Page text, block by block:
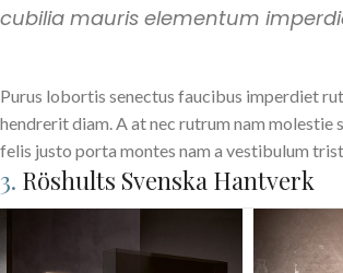
cubilia mauris elementum
Purus lobortis senectus faucibus imperdiet
hendrerit diam. A at nec rutrum nam
felis justo porta montes nam a vestibulum
3. Röshults Svenska Hantverk